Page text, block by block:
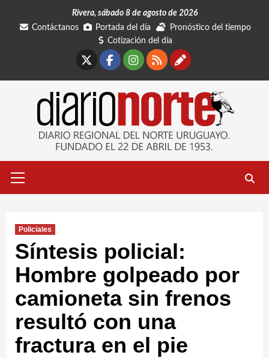
Rivera, sábado 8 de agosto de 2026
Contáctanos
Portada del día
Pronóstico del tiempo
Cotización del día
Facebook
Instagram
RSSContáctanos
primario
Policiales
Síntesis policial:
Hombre golpeado por
camioneta sin frenos
resultó con una
fractura en el pie